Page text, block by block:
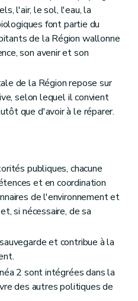
active
Principe
Dispositions générales
Classification des plans, programmes et projets
généraux de la participation du public
d'information
publique
Mesures d'annonce de l'enquête publique
l'air, le sol, l'eau, la
font partie du
de la Région wallonne
son avenir et son
de la Région repose sur
selon lequel il convient
que d'avoir à le réparer.
publiques, chacune
et en coordination
de l'environnement et
si nécessaire, de sa
et contribue à la
2 sont intégrées dans la
des autres politiques de